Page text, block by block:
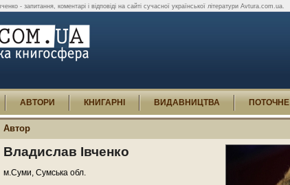
- запитання, коментарі і відповіді на сайті сучасної української літератури Avtura.com.ua.
АВТОРИ КНИГАРНІ ВИДАВНИЦТВА ПОТОЧНЕ
Автор
Владислав Івченко
м.Суми, Сумська обл.